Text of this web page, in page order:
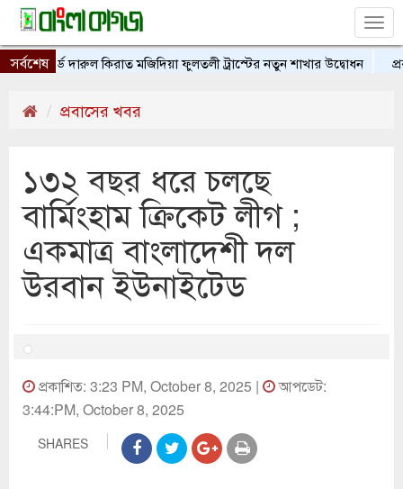
সর্বশেষদারুল কিরাত মজিদিয়া ফুলতলী ট্রাস্টের নতুন শাখার উদ্বোধন
প্রবাসের খবর
১৩২ বছর ধরে চলছে
বার্মিংহাম ক্রিকেট লীগ ;
একমাত্র বাংলাদেশী দল
উরবান ইউনাইটেড
প্রকাশিত: 3:23 PM, October 8, 2025 |
আপডেট:
3:44:PM, October 8, 2025
SHARES